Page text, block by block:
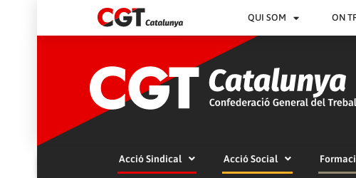
QUI SOM ON
Acció Sindical Acció Social